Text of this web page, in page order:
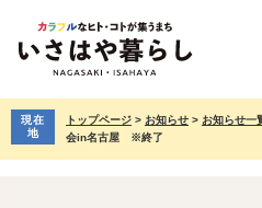
先
で
を
ば
現在
地
トップページ > お知らせ > お知らせ一
会in名古屋 ※終了